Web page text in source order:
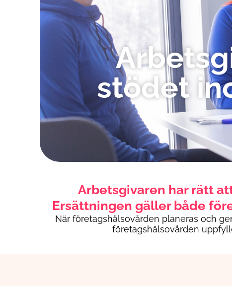
stödet
Arbetsgivaren har rätt
Ersättningen gäller både
När företagshälsovården planeras och
företagshälsovården